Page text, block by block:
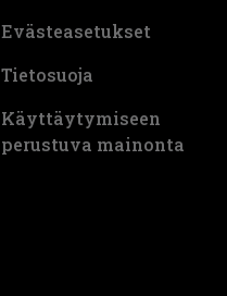
Evästeasetukset
Tietosuoja
Käyttäytymiseen
perustuva mainonta